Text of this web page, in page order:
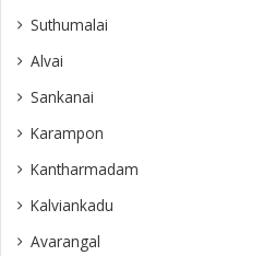
Suthumalai
Alvai
Sankanai
Karampon
Kantharmadam
Kalviankadu
Avarangal